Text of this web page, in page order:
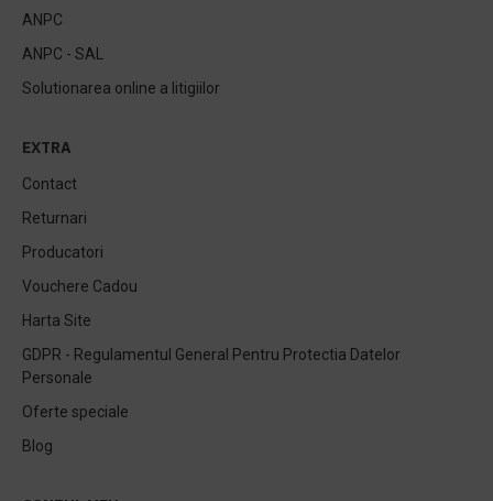
ANPC
ANPC - SAL
Solutionarea online a litigiilor
EXTRA
Contact
Returnari
Producatori
Vouchere Cadou
Harta Site
GDPR - Regulamentul General Pentru Protectia Datelor
Personale
Oferte speciale
Blog